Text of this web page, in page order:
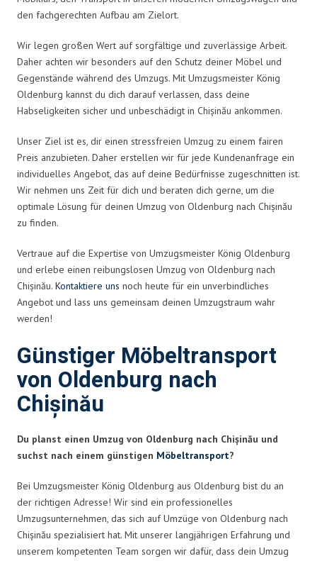
den fachgerechten Aufbau am Zielort.
Wir legen großen Wert auf sorgfältige und zuverlässige Arbeit.
Daher achten wir besonders auf den Schutz deiner Möbel und
Gegenstände während des Umzugs. Mit Umzugsmeister König
Oldenburg kannst du dich darauf verlassen, dass deine
Habseligkeiten sicher und unbeschädigt in Chișinău ankommen.
Unser Ziel ist es, dir einen stressfreien Umzug zu einem fairen
Preis anzubieten. Daher erstellen wir für jede Kundenanfrage ein
individuelles Angebot, das auf deine Bedürfnisse zugeschnitten ist.
Wir nehmen uns Zeit für dich und beraten dich gerne, um die
optimale Lösung für deinen Umzug von Oldenburg nach Chișinău
zu finden.
Vertraue auf die Expertise von Umzugsmeister König Oldenburg
und erlebe einen reibungslosen Umzug von Oldenburg nach
Chișinău. Kontaktiere uns noch heute für ein unverbindliches
Angebot und lass uns gemeinsam deinen Umzugstraum wahr
werden!
Günstiger Möbeltransport
von Oldenburg nach
Chișinău
Du planst einen Umzug von Oldenburg nach Chișinău und
suchst nach einem günstigen Möbeltransport?
Bei Umzugsmeister König Oldenburg aus Oldenburg bist du an
der richtigen Adresse! Wir sind ein professionelles
Umzugsunternehmen, das sich auf Umzüge von Oldenburg nach
Chișinău spezialisiert hat. Mit unserer langjährigen Erfahrung und
unserem kompetenten Team sorgen wir dafür, dass dein Umzug